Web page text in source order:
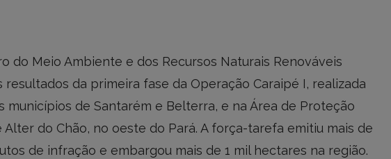
do Meio Ambiente e dos Recursos Naturais Renováveis
resultados da primeira fase da Operação Caraipé I, realizada
municípios de Santarém e Belterra, e na Área de Proteção
Alter do Chão, no oeste do Pará. A força-tarefa emitiu mais de
de infração e embargou mais de 1 mil hectares na região.